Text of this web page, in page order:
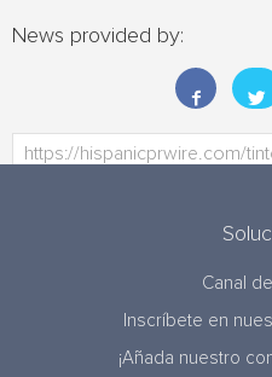
News provided by:
Canal
Inscríbete en
¡Añada nuestro